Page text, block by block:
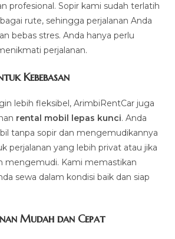
profesional. Sopir kami sudah terlatih
rute, sehingga perjalanan Anda
bebas stres. Anda hanya perlu
perjalanan.
Kebebasan
lebih fleksibel, ArimbiRentCar juga
rental mobil lepas kunci. Anda
tanpa sopir dan mengemudikannya
perjalanan yang lebih privat atau jika
mengemudi. Kami memastikan
sewa dalam kondisi baik dan siap
Mudah dan Cepat